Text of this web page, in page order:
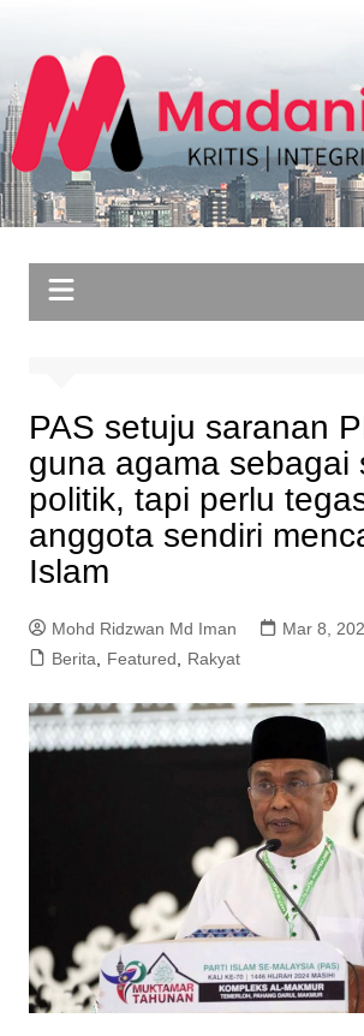
content
PAS setuju saranan
guna agama sebagai
politik, tapi perlu
anggota sendiri
Islam
Mohd Ridzwan Md Iman
Mar 8,
Berita, Featured, Rakyat